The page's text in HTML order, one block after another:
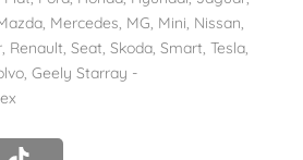
, Mercedes, MG, Mini, Nissan,
, Renault,Seat,Skoda,Smart,Tesla,
,Geely Starray -